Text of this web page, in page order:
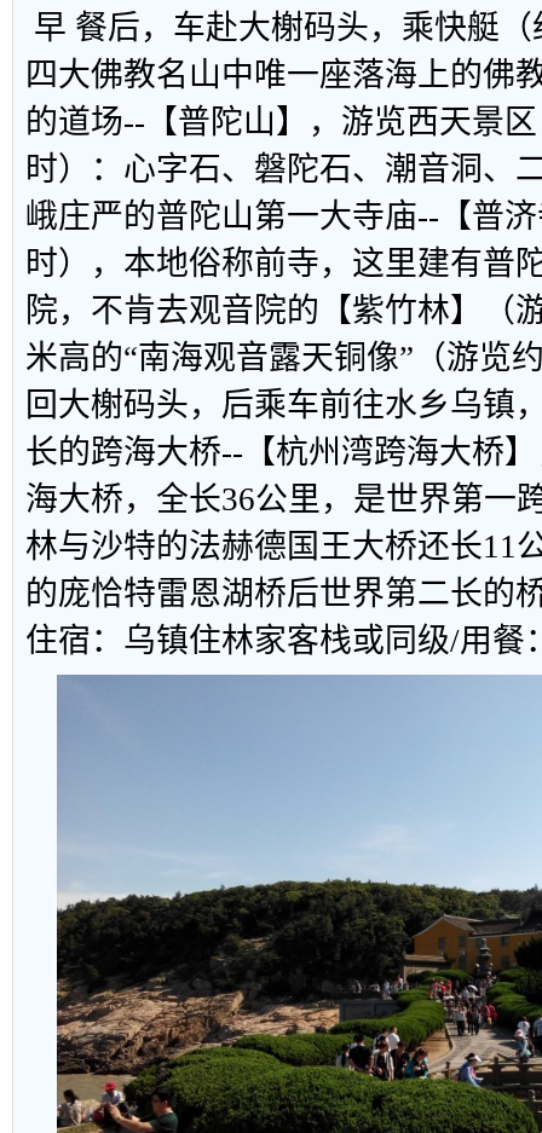
早 餐后，车赴大榭码头，乘快艇
四大佛教名山中唯一座落海上的佛
的道场--【普陀山】，游览西天景
时）：心字石、磐陀石、潮音洞、
峨庄严的普陀山第一大寺庙--【普
时），本地俗称前寺，这里建有普
院，不肯去观音院的【紫竹林】（
米高的“南海观音露天铜像”（游览
回大榭码头，后乘车前往水乡乌镇
长的跨海大桥--【杭州湾跨海大桥
海大桥，全长36公里，是世界第一
林与沙特的法赫德国王大桥还长11
的庞恰特雷恩湖桥后世界第二长的
住宿：乌镇住林家客栈或同级/用餐